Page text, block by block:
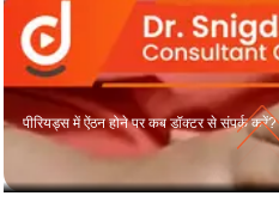
पीरियड्स में ऐंठन होने पर कब डॉक्टर से संपर्क करें?